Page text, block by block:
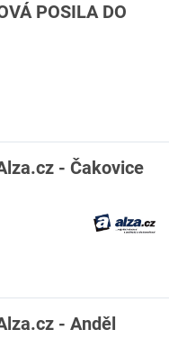
POSILA DO
- Čakovice
- Anděl